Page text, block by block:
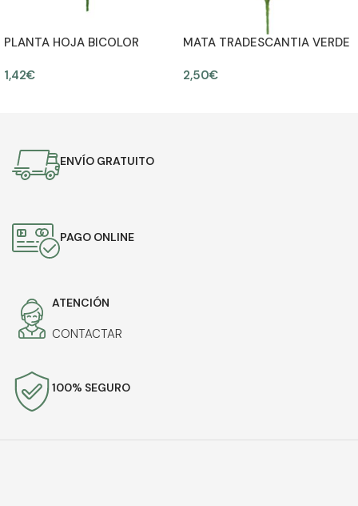
PLANTA HOJA BICOLOR
1,42€
MATA TRADESCANTIA VERDE
2,50€
ENVÍO GRATUITO
PAGO ONLINE
ATENCIÓN
CONTACTAR
100% SEGURO